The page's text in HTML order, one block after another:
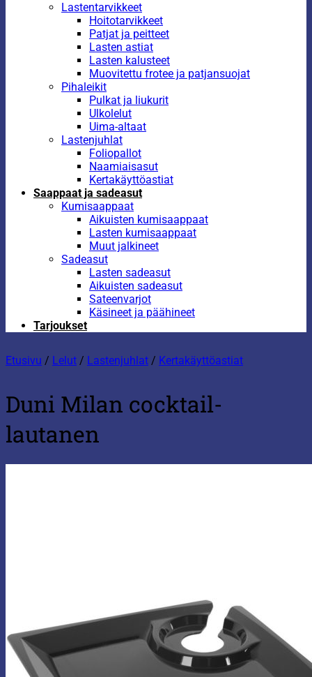
Lastentarvikkeet
Hoitotarvikkeet
Patjat ja peitteet
Lasten astiat
Lasten kalusteet
Muovitettu frotee ja patjansuojat
Pihaleikit
Pulkat ja liukurit
Ulkolelut
Uima-altaat
Lastenjuhlat
Foliopallot
Naamiaisasut
Kertakäyttöastiat
Saappaat ja sadeasut
Kumisaappaat
Aikuisten kumisaappaat
Lasten kumisaappaat
Muut jalkineet
Sadeasut
Lasten sadeasut
Aikuisten sadeasut
Sateenvarjot
Käsineet ja päähineet
Tarjoukset
Etusivu / Lelut / Lastenjuhlat / Kertakäyttöastiat
Duni Milan cocktail-
lautanen